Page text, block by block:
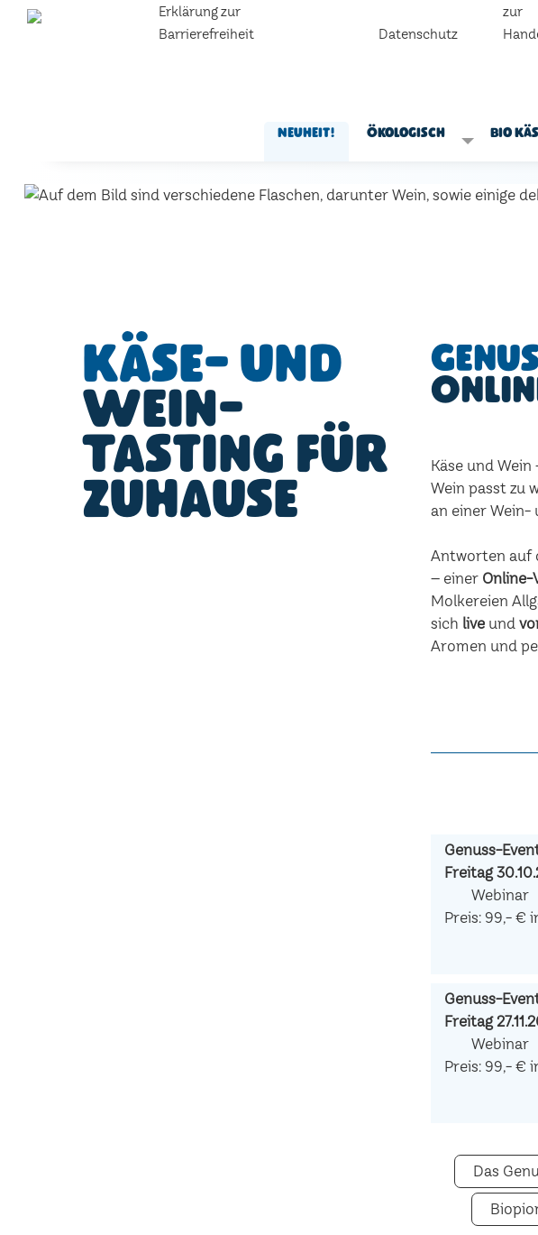
Erklärung zur
Barrierefreiheit
Datenschutz
zur
Neuheit! Ökologisch Bio
Käse- und
Wein-
Tasting für
zuhause
Käse und
Wein passt zu
an einer Wein-
Antworten auf
– einer Online-
Molkereien
sich live und
Aromen und
Genuss-
Freitag
Webinar
Preis: 99,- €
Genuss-
Freitag
Webinar
Preis: 99,- €
Das